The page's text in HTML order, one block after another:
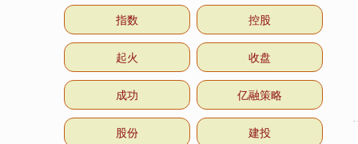
指数 控股
起火 收盘
成功 亿融策略
股份 建投